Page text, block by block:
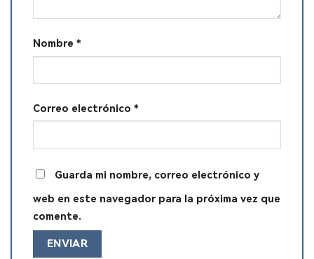
Nombre *
Correo electrónico *
Guarda mi nombre, correo electrónico y
web en este navegador para la próxima vez que
comente.